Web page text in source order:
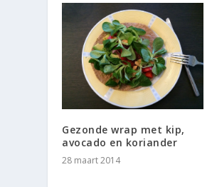
Gezonde wrap met kip,
avocado en koriander
28 maart 2014